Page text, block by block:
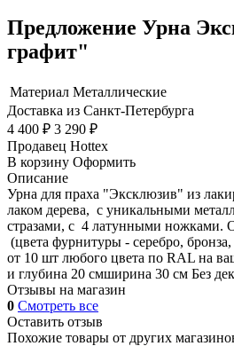
Предложение Урна
графит"
Материал Металлические
Доставка из Санкт-Петербурга
4 400 ₽ 3 290 ₽
Продавец Hottex
В корзину Оформить
Описание
Урна для праха "Эксклюзив" из
лаком дерева, с уникальными
стразами, с 4 латунными ножками.
(цвета фурнитуры - серебро,
от 10 шт любого цвета по RAL на
и глубина 20 смширина 30 см Без
Отзывы на магазин
0 Смотреть все
Оставить отзыв
Похожие товары от других